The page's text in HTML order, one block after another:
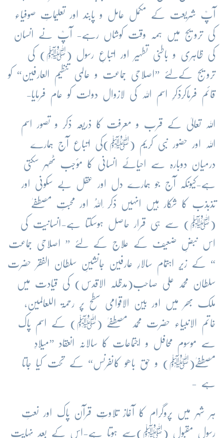
آپؒ شریعت کے مکمل عامل و پابند اور تعلیماتِ صوفیاء
کی ترویج میں ہمہ وقت کوشاں رہے- آپؒ نے انسان
کی ظاہری و باطنی تطہیر اور اتباعِ رسول (ﷺ) کی
ترویج کےلئے ”اصلاحی جماعت و عالمی تنظیم العارفین“ کو
قائم فرماکرذکرِ اسم اللہ کی لازوال دولت کو عام فرمایا-
اللہ تعالیٰ کے قرب و معرفت کا ذریعہ ذکر و تصور اسم
اللہ اور حضور نبی کریم (ﷺ)کی اتباع آج ہمارے
درمیان دوبارہ سے احیائے انسانی کا مؤجب ٹھہر سکتی
ہے-کیونکہ آج جو ہمارے دل اور عقل بے سکونی اور
تذبذب کا شکار ہیں انہیں ذکر ِاَللہُ اور محبتِ مصطفےٰ
(ﷺ) سے ہی قرار حاصل ہوسکتا ہے-انسانیت کی
اس نبضِ ضعیف کے علاج کے لئے ” اصلاحی جماعت
“ کے زیرِ اہتمام سالارِ عارفین جانشینِ سلطان الفقر حضرت
سلطان محمد علی صاحب(مدظلہ الاقدس) کی قیادت میں
ملک بھر میں اور بین الاقوامی سطح پر رحمۃ اللعالمین،
خاتم الانبیاء حضرت محمد مصطفےٰ (ﷺ) کے اسم پاک
سے موسوم محافل و اجتماعات کا سالانہ انعقاد ”میلادِ
مصطفےٰ(ﷺ) و حق باھو کانفرنس“ کے تحت کیا جاتا
ہے -
ہر شہر میں پروگرام کا آغاز تلاوتِ قرآن پاک اور نعتِ
رسول مقبول (ﷺ)سے ہوتا ہے-اس کے بعد نہایت